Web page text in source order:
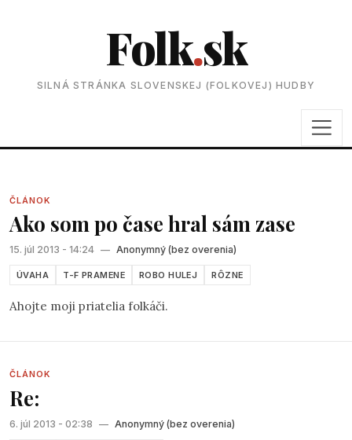
Folk.sk
SILNÁ STRÁNKA SLOVENSKEJ (FOLKOVEJ) HUDBY
ČLÁNOK
Ako som po čase hral sám zase
15. júl 2013 - 14:24 — Anonymný (bez overenia)
ÚVAHA T-F PRAMENE ROBO HULEJ RÔZNE
Ahojte moji priatelia folkáči.
ČLÁNOK
Re:
6. júl 2013 - 02:38 — Anonymný (bez overenia)